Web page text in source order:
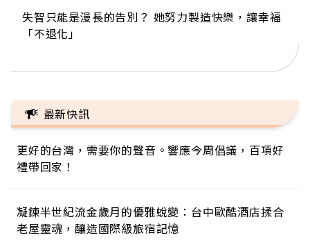
失智只能是漫長的告別？ 她努力製造快樂，讓幸福
「不退化」
來自剛果的巧克力神父 為台灣奉獻36年 「台灣是我
的家，我連作夢都講台語！」
63歲卸矽谷副總、搬回台灣找快樂！「蛋黃哥小
丑」走進安養院，逗樂上萬爺奶：退休後才開始真
104歲打破金氏世界紀錄 成為全球最年長羽球選
手，分享長壽的秘密原來是「這個」
事業巔峰他選擇追夢…黑手阿伯拉小提琴還登上小
巨蛋！連CNN都大讚！
最新快訊
更好的台灣，需要你的聲音。響應今周倡議，百項好
禮帶回家！
凝鍊半世紀流金歲月的優雅蛻變：台中歐酷酒店揉合
老屋靈魂，釀造國際級旅宿記憶